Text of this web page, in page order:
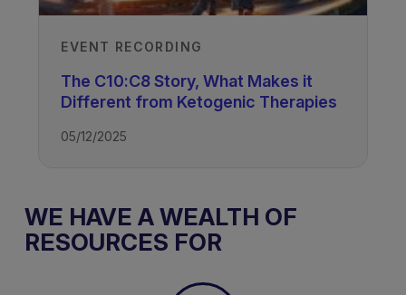
EVENT RECORDING
The C10:C8 Story, What Makes it
Different from Ketogenic Therapies
05/12/2025
WE HAVE A WEALTH OF
RESOURCES FOR